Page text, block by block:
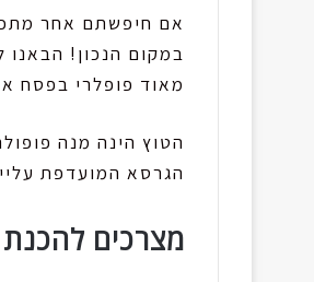
אם חיפשתם אחר
במקום הנכון!
מאוד פופלרי בפסח
הטוץ הינה מנה
הגרסא המועדפת
מצרכים